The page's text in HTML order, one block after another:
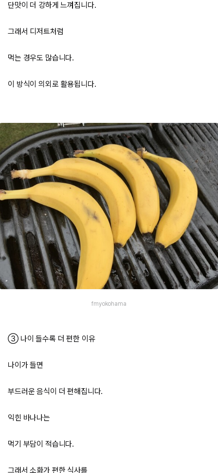
단맛이 더 강하게 느껴집니다.
그래서 디저트처럼
먹는 경우도 많습니다.
이 방식이 의외로 활용됩니다.
fmyokohama
③ 나이 들수록 더 편한 이유
나이가 들면
부드러운 음식이 더 편해집니다.
익힌 바나나는
먹기 부담이 적습니다.
그래서 소화가 편한 식사를